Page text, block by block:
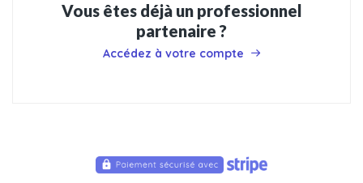
Vous êtes déjà un professionnel
partenaire ?
Accédez à votre compte